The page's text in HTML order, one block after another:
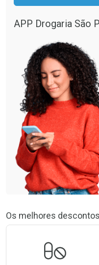
APP Drogaria São
Os melhores